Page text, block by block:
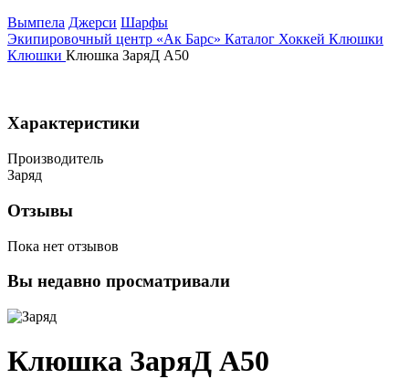
Вымпела Джерси Шарфы
Экипировочный центр «Ак Барс» Каталог Хоккей Клюшки
Клюшки Клюшка ЗаряД А50
Характеристики
Производитель
Заряд
Отзывы
Пока нет отзывов
Вы недавно просматривали
Клюшка ЗаряД А50